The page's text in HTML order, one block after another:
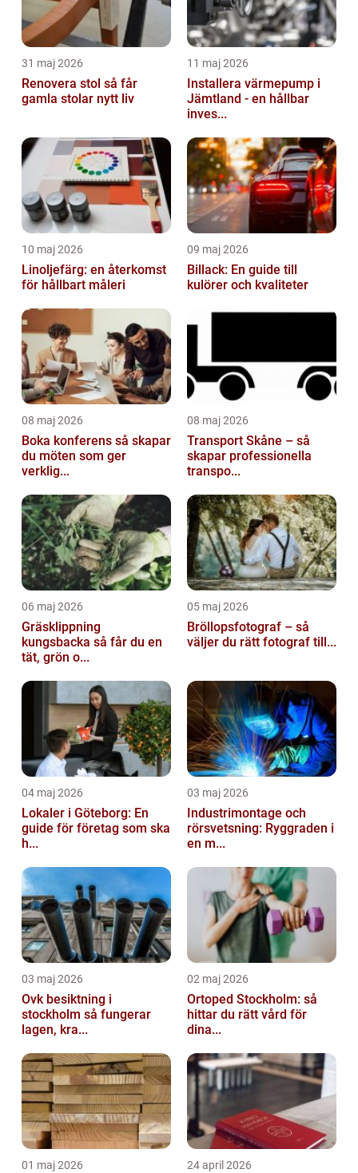
31 maj 2026
Renovera stol så får
gamla stolar nytt liv
11 maj 2026
Installera värmepump i
Jämtland - en hållbar
inves...
10 maj 2026
Linoljefärg: en återkomst
för hållbart måleri
09 maj 2026
Billack: En guide till
kulörer och kvaliteter
08 maj 2026
Boka konferens så skapar
du möten som ger
verklig...
08 maj 2026
Transport Skåne – så
skapar professionella
transpo...
06 maj 2026
Gräsklippning
kungsbacka så får du en
tät, grön o...
05 maj 2026
Bröllopsfotograf – så
väljer du rätt fotograf till...
04 maj 2026
Lokaler i Göteborg: En
guide för företag som ska
h...
03 maj 2026
Industrimontage och
rörsvetsning: Ryggraden i
en m...
03 maj 2026
Ovk besiktning i
stockholm så fungerar
lagen, kra...
02 maj 2026
Ortoped Stockholm: så
hittar du rätt vård för
dina...
01 maj 2026 24 april 2026